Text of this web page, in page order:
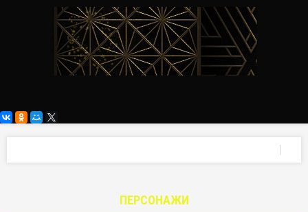
ПЕРСОНАЖИ